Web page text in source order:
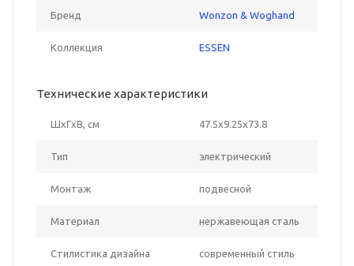
Бренд Wonzon & Woghand
Коллекция ESSEN
Технические характеристики
ШxГxВ, см 47.5x9.25x73.8
Тип электрический
Монтаж подвесной
Материал нержавеющая сталь
Стилистика дизайна современный стиль